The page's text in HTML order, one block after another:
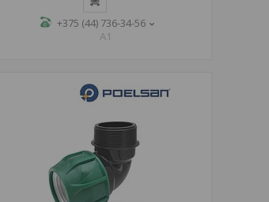
+375 (44) 736-34-56
A1